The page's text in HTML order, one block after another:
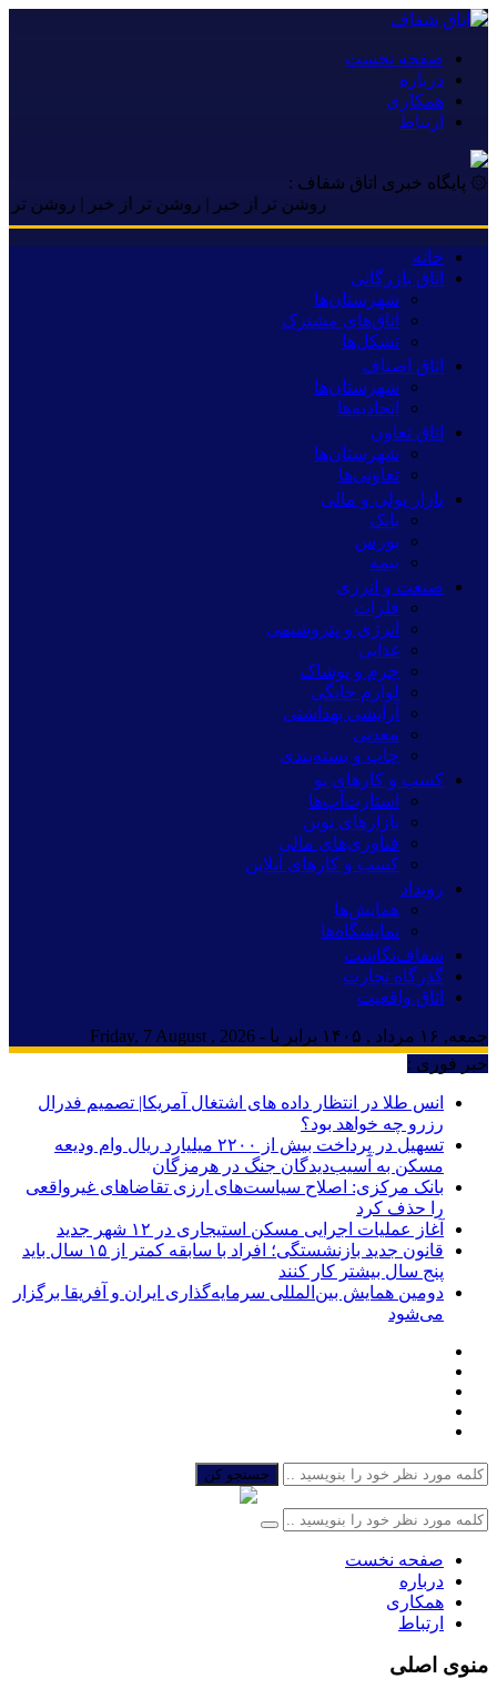
صفحه نخست
درباره
همکاری
ارتباط
۞ پایگاه خبری اتاق شفاف :
روشن تر از خبر | روشن تر از خبر | روشن تر از خبر
خانه
اتاق بازرگانی
شهرستان‌ها
اتاق‌های مشترک
تشکل‌ها
اتاق اصناف
شهرستان‌ها
اتحادیه‌ها
اتاق تعاون
شهرستان‌ها
تعاونی‌ها
بازار پولی و مالی
بانک
بورس
بیمه
صنعت و انرژی
فلزات
انرژی و پتروشیمی
غذایی
چرم و پوشاک
لوازم خانگی
آرایشی بهداشتی
معدنی
چاپ و بسته‌بندی
کسب و کارهای نو
استارت‌آپ‌ها
بازارهای نوین
فناوری‌های مالی
کسب و کارهای آنلاین
رویداد
همایش‌ها
نمایشگاه‌ها
شفاف‌نگاشت
گذرگاه تجارت
اتاق واقعیت
جمعه, ۱۶ مرداد , ۱۴۰۵ برابر با - Friday, 7 August , 2026
خبر فوری :
انس طلا در انتظار داده های اشتغال آمریکا| تصمیم فدرال
رزرو چه خواهد بود؟
تسهیل در پرداخت بیش از ۲۲۰۰ میلیارد ریال وام ودیعه
مسکن به آسیب‌دیدگان جنگ در هرمزگان
بانک مرکزی: اصلاح سیاست‌های ارزی تقاضاهای غیرواقعی
را حذف کرد
آغاز عملیات اجرایی مسکن استیجاری در ۱۲ شهر جدید
قانون جدید بازنشستگی؛ افراد با سابقه کمتر از ۱۵ سال باید
پنج سال بیشتر کار کنند
دومین همایش بین‌المللی سرمایه‌گذاری ایران و آفریقا برگزار
می‌شود
جستجو کن
صفحه نخست
درباره
همکاری
ارتباط
منوی اصلی